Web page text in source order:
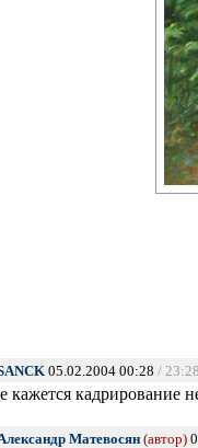
05.02.2004 00:28 /
кажется кадрирование
Матевосян (автор)